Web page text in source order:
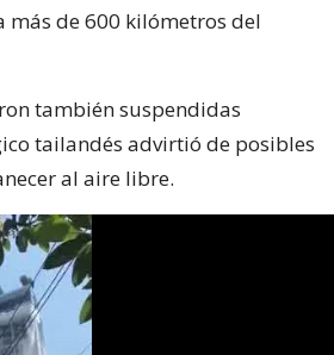
más de 600 kilómetros del
también suspendidas
tailandés advirtió de posibles
al aire libre.